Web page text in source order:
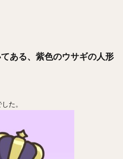
てある、紫色のウサギの人形
た。